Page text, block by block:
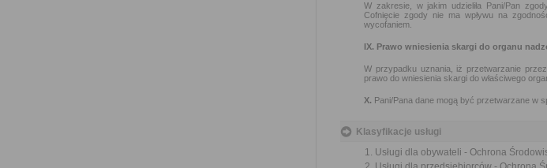
W zakresie, w jakim udzieliła Pani/Pan
Cofnięcie zgody nie ma wpływu na
wycofaniem.
IX. Prawo wniesienia skargi do organu
W przypadku uznania, iż przetwarzanie
prawo do wniesienia skargi do właściwego
X. Pani/Pana dane mogą być przetwarzane w
Klasyfikacje usługi
Usługi dla obywateli - Ochrona